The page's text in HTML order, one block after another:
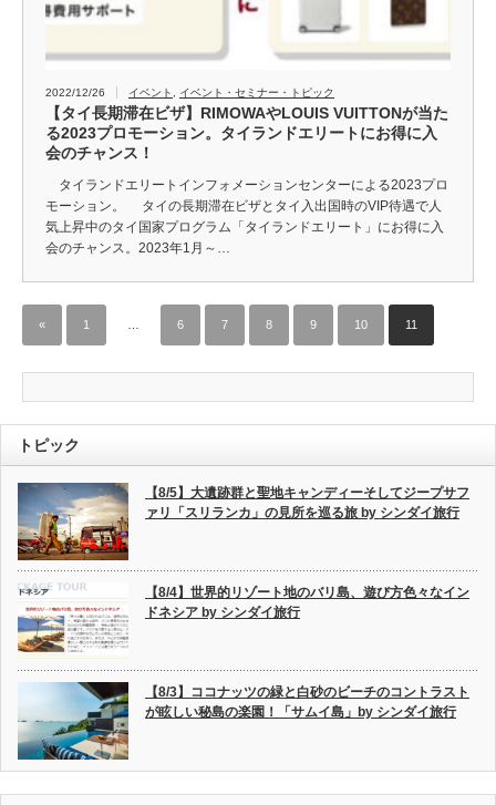
2022/12/26 イベント イベント・セミナー・トピック
【タイ長期滞在ビザ】RIMOWAやLOUIS VUITTONが当た
る2023プロモーション。タイランドエリートにお得に入
会のチャンス！
タイランドエリートインフォメーションセンターによる2023プロ
モーション。 タイの長期滞在ビザとタイ入出国時のVIP待遇で人
気上昇中のタイ国家プログラム「タイランドエリート」にお得に入
会のチャンス。2023年1月～…
« 1 6 7 8 9 10 11
トピック
【8/5】大遺跡群と聖地キャンディーそしてジープサフ
ァリ「スリランカ」の見所を巡る旅 by シンダイ旅行
【8/4】世界的リゾート地のバリ島、遊び方色々なイン
ドネシア by シンダイ旅行
【8/3】ココナッツの緑と白砂のビーチのコントラスト
が眩しい秘島の楽園！「サムイ島」by シンダイ旅行